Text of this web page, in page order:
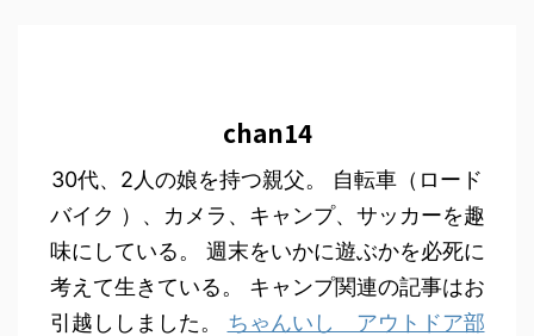
chan14
30代、2人の娘を持つ親父。 自転車（ロード
バイク ）、カメラ、キャンプ、サッカーを趣
味にしている。 週末をいかに遊ぶかを必死に
考えて生きている。 キャンプ関連の記事はお
引越ししました。 ちゃんいし アウトドア部